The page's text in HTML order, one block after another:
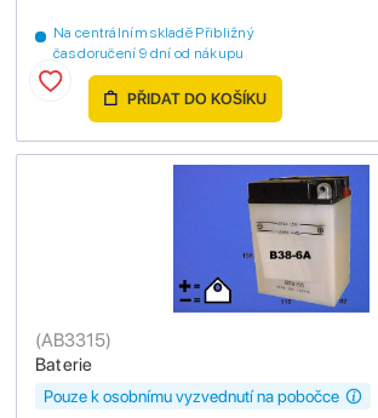
Na centrálním skladě Přibližný
čas doručení 9 dní od nákupu
PŘIDAT DO KOŠÍKU
Baterie
(AB3315)
Pouze k osobnímu vyzvednutí na pobočce